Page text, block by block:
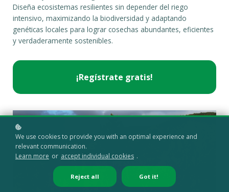
Diseña ecosistemas resilientes sin depender del riego
intensivo, maximizando la biodiversidad y adaptando
genéticas locales para lograr cosechas abundantes, eficientes
y verdaderamente sostenibles.
We use cookies to provide you with an optimal experience and
relevant communication.
Learn more or accept individual cookies .
Reject all Got it!